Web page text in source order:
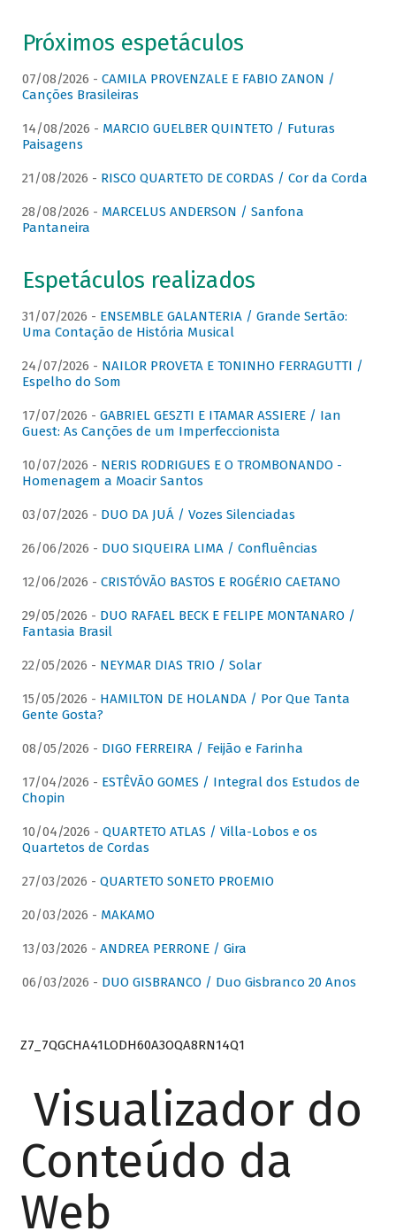
Próximos espetáculos
07/08/2026 - CAMILA PROVENZALE E FABIO ZANON /
Canções Brasileiras
14/08/2026 - MARCIO GUELBER QUINTETO / Futuras
Paisagens
21/08/2026 - RISCO QUARTETO DE CORDAS / Cor da Corda
28/08/2026 - MARCELUS ANDERSON / Sanfona
Pantaneira
Espetáculos realizados
31/07/2026 - ENSEMBLE GALANTERIA / Grande Sertão:
Uma Contação de História Musical
24/07/2026 - NAILOR PROVETA E TONINHO FERRAGUTTI /
Espelho do Som
17/07/2026 - GABRIEL GESZTI E ITAMAR ASSIERE / Ian
Guest: As Canções de um Imperfeccionista
10/07/2026 - NERIS RODRIGUES E O TROMBONANDO -
Homenagem a Moacir Santos
03/07/2026 - DUO DA JUÁ / Vozes Silenciadas
26/06/2026 - DUO SIQUEIRA LIMA / Confluências
12/06/2026 - CRISTÓVÃO BASTOS E ROGÉRIO CAETANO
29/05/2026 - DUO RAFAEL BECK E FELIPE MONTANARO /
Fantasia Brasil
22/05/2026 - NEYMAR DIAS TRIO / Solar
15/05/2026 - HAMILTON DE HOLANDA / Por Que Tanta
Gente Gosta?
08/05/2026 - DIGO FERREIRA / Feijão e Farinha
17/04/2026 - ESTÊVÃO GOMES / Integral dos Estudos de
Chopin
10/04/2026 - QUARTETO ATLAS / Villa-Lobos e os
Quartetos de Cordas
27/03/2026 - QUARTETO SONETO PROEMIO
20/03/2026 - MAKAMO
13/03/2026 - ANDREA PERRONE / Gira
06/03/2026 - DUO GISBRANCO / Duo Gisbranco 20 Anos
Z7_7QGCHA41LODH60A3OQA8RN14Q1
Visualizador do
Conteúdo da
Web